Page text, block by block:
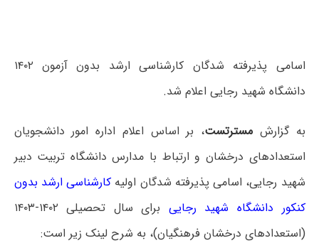
اسامی پذیرفته شدگان کارشناسی ارشد بدون آزمون ۱۴۰۲
دانشگاه شهید رجایی اعلام شد.
به گزارش مسترتست، بر اساس اعلام اداره امور دانشجویان
استعدادهای درخشان و ارتباط با مدارس دانشگاه تربیت دبیر
شهید رجایی، اسامی پذیرفته شدگان اولیه کارشناسی ارشد بدون
کنکور دانشگاه شهید رجایی
برای سال تحصیلی ۱۴۰۲-۱۴۰۳
(استعدادهای درخشان فرهنگیان)، به شرح لینک زیر است: